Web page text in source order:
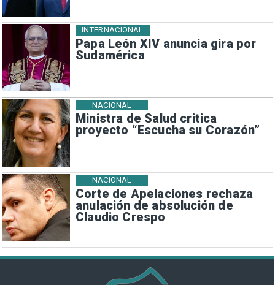
Papa León XIV anuncia gira por
Sudamérica
INTERNACIONAL
Ministra de Salud critica
proyecto “Escucha su Corazón”
NACIONAL
Corte de Apelaciones rechaza
anulación de absolución de
Claudio Crespo
NACIONAL